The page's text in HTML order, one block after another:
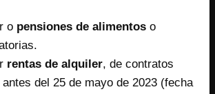
o pensiones de alimentos o
rentas de alquiler, de contratos
del 25 de mayo de 2023 (fecha